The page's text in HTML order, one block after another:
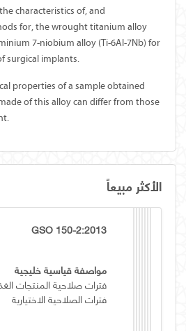
characteristics of, and
for, the wrought titanium alloy
7-niobium alloy (Ti-6Al-7Nb) for
surgical implants.
properties of a sample obtained
of this alloy can differ from those
الأكثر مبيعاً
GSO 150-2:2013
مواصفة قياسية خليجية
فترات صلاحية المنتجات
فترات الصلاحية الاختيارية